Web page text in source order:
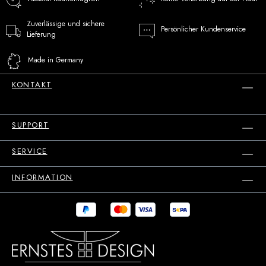
Zuverlässige und sichere
Lieferung
Persönlicher Kundenservice
Made in Germany
KONTAKT
SUPPORT
SERVICE
INFORMATION